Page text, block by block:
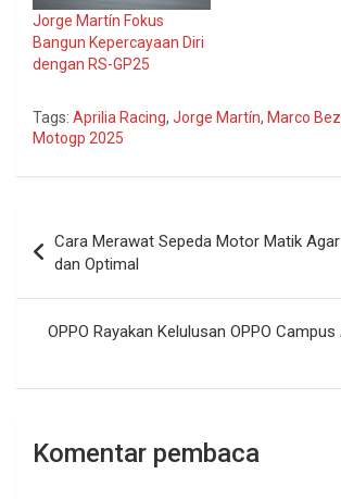
Jorge Martín Fokus
Bangun Kepercayaan Diri
dengan RS-GP25
Tags: Aprilia Racing, Jorge Martín, Marco
Motogp 2025
pos
Cara Merawat Sepeda Motor Matik
dan Optimal
OPPO Rayakan Kelulusan OPPO
Komentar pembaca